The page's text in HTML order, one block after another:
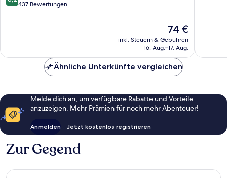
von437 Bewertungen
Der
Preis
beträgt
74 €
inkl. Steuern & Gebühren
16. Aug.–17. Aug.
Ähnliche Unterkünfte vergleichen
Melde dich an, um verfügbare Rabatte und Vorteile
anzuzeigen. Mehr Prämien für noch mehr Abenteuer!
Anmelden Jetzt kostenlos registrieren
Zur Gegend